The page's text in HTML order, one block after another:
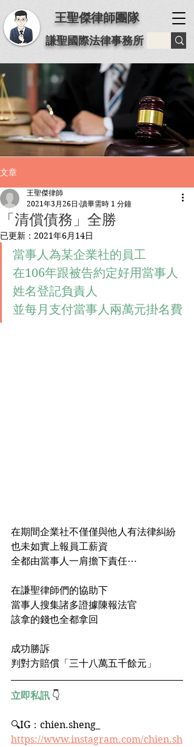
王聖傑律師團隊
謙聖國際法律事務所
文章
「清償債務」全勝
王聖傑律師
2021年3月26日 讀畢需時 1 分鐘
已更新： 2021年6月14日
當事人為某企業社的員工
在106年跟被告約定好用當事人
姓名登記負責人
並每月支付當事人兩萬元掛名費
在期間企業社不僅僅與他人有法律糾紛
也未如實上報員工薪資
全都由當事人一肩擔下責任⋯
在謙聖律師們的協助下
當事人搜集諸多證據陳報法官
該拿的錢也全都拿回
成功勝訴
判對方賠償「三十八萬五千餘元」
立即私訊 👇
🔍IG：chien.sheng_﻿
https://www.instagram.com/chien.sh